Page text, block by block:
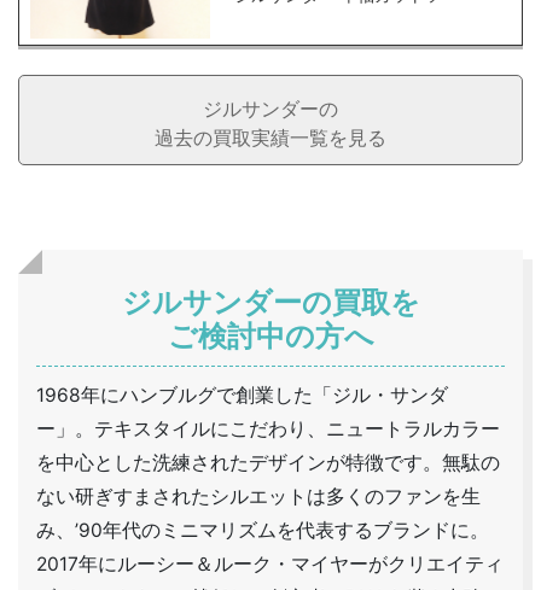
ジルサンダーの
過去の買取実績一覧を見る
ジルサンダーの買取を
ご検討中の方へ
1968年にハンブルグで創業した「ジル・サンダ
ー」。テキスタイルにこだわり、ニュートラルカラー
を中心とした洗練されたデザインが特徴です。無駄の
ない研ぎすまされたシルエットは多くのファンを生
み、’90年代のミニマリズムを代表するブランドに。
2017年にルーシー＆ルーク・マイヤーがクリエイティ